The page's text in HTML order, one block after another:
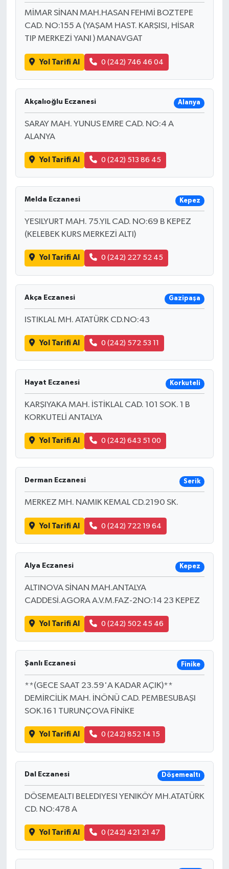
MİMAR SİNAN MAH.HASAN FEHMİ BOZTEPE
CAD. NO:155 A (YAŞAM HAST. KARŞISI, HİSAR
TIP MERKEZİ YANI ) MANAVGAT
Yol Tarifi Al 0 (242) 746 46 04
Akçalıoğlu Eczanesi Alanya
SARAY MAH. YUNUS EMRE CAD. NO:4 A
ALANYA
Yol Tarifi Al 0 (242) 513 86 45
Melda Eczanesi Kepez
YESILYURT MAH. 75.YIL CAD. NO:69 B KEPEZ
(KELEBEK KURS MERKEZİ ALTI)
Yol Tarifi Al 0 (242) 227 52 45
Akça Eczanesi Gazipaşa
ISTIKLAL MH. ATATÜRK CD.NO:43
Yol Tarifi Al 0 (242) 572 53 11
Hayat Eczanesi Korkuteli
KARŞIYAKA MAH. İSTİKLAL CAD. 101 SOK. 1 B
KORKUTELİ ANTALYA
Yol Tarifi Al 0 (242) 643 51 00
Derman Eczanesi Serik
MERKEZ MH. NAMIK KEMAL CD.2190 SK.
Yol Tarifi Al 0 (242) 722 19 64
Alya Eczanesi Kepez
ALTINOVA SİNAN MAH.ANTALYA
CADDESİ.AGORA A.V.M.FAZ-2NO:14 23 KEPEZ
Yol Tarifi Al 0 (242) 502 45 46
Şanlı Eczanesi Finike
**(GECE SAAT 23.59'A KADAR AÇIK)**
DEMİRCİLİK MAH. İNÖNÜ CAD. PEMBESUBAŞI
SOK.16 1 TURUNÇOVA FİNİKE
Yol Tarifi Al 0 (242) 852 14 15
Dal Eczanesi Döşemealtı
DÖSEMEALTI BELEDIYESI YENIKÖY MH.ATATÜRK
CD. NO:478 A
Yol Tarifi Al 0 (242) 421 21 47